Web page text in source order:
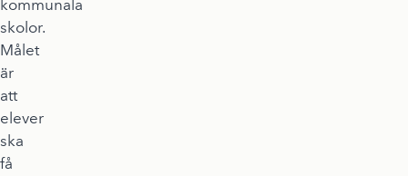
kommunala
skolor.
Målet
är
att
elever
ska
få